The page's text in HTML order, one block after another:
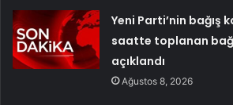
Yeni Parti’nin bağış
saatte toplanan
açıklandı
Ağustos 8, 2026